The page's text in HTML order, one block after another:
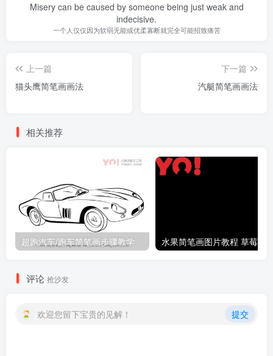
Misery can be caused by someone being just weak and
indecisive.
一个人仅仅因为软弱无能或优柔寡断就完全可能招致痛苦
上一篇
猫头鹰简笔画画法
下一篇
汽艇简笔画画法
相关推荐
超跑汽车/跑车简笔画步骤教学
评论 抢沙发
欢迎您留下宝贵的见解！ 提交